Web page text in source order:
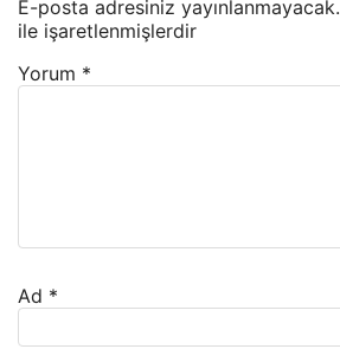
E-posta adresiniz yayınlanmayacak.
ile işaretlenmişlerdir
Yorum *
Ad *